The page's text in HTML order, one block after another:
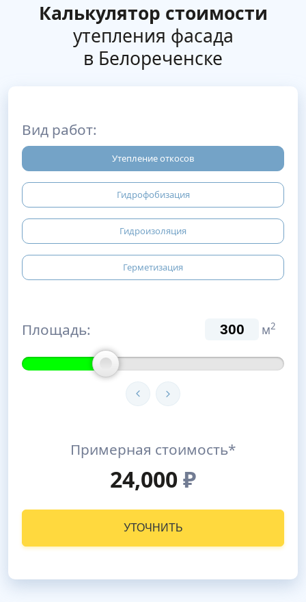
Калькулятор стоимости
утепления фасада
в Белореченске
Вид работ:
Утепление откосов
Гидрофобизация
Гидроизоляция
Герметизация
Площадь: м2
Примерная стоимость*
24,000₽
УТОЧНИТЬ